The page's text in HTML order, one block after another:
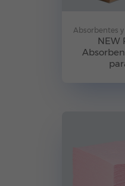
Absorbentes
NEW